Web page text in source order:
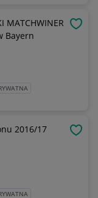
MATCHWINER
Bayern
2016/17